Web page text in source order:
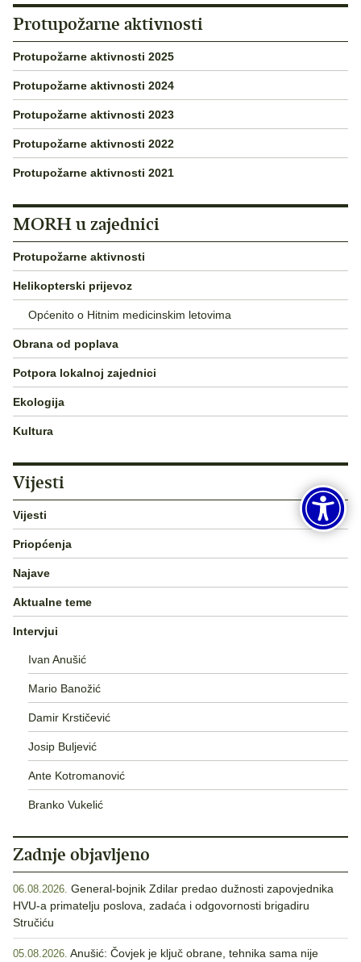
Protupožarne aktivnosti
Protupožarne aktivnosti 2025
Protupožarne aktivnosti 2024
Protupožarne aktivnosti 2023
Protupožarne aktivnosti 2022
Protupožarne aktivnosti 2021
MORH u zajednici
Protupožarne aktivnosti
Helikopterski prijevoz
Općenito o Hitnim medicinskim letovima
Obrana od poplava
Potpora lokalnoj zajednici
Ekologija
Kultura
Vijesti
Vijesti
Priopćenja
Najave
Aktualne teme
Intervjui
Ivan Anušić
Mario Banožić
Damir Krstičević
Josip Buljević
Ante Kotromanović
Branko Vukelić
Zadnje objavljeno
06.08.2026. General-bojnik Zdilar predao dužnosti zapovjednika
HVU-a primatelju poslova, zadaća i odgovornosti brigadiru
Stručiću
05.08.2026. Anušić: Čovjek je ključ obrane, tehnika sama nije